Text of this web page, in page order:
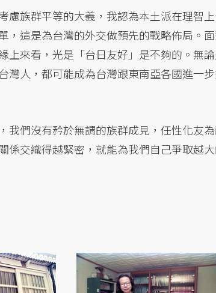
慮族群平等的大義，我認為本土派在理智
，這是為台灣的外交做預先的戰略佈局。
上來看，光是「台日友好」是不夠的。無
灣人，都可能成為台灣跟東南亞各國進一
我們沒有矜於無謂的族群成見，任性化友
係交織得越緊密，就能為我們自己爭取越